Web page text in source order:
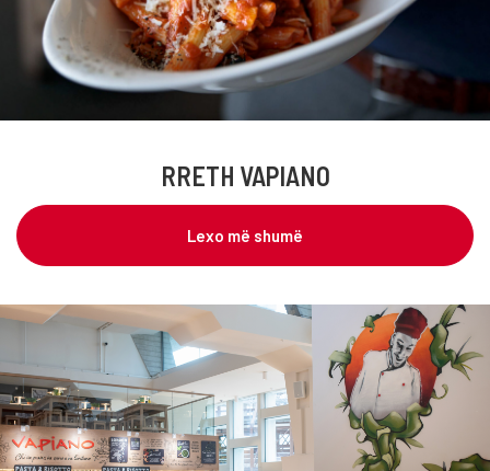
RRETH VAPIANO
Lexo më shumë